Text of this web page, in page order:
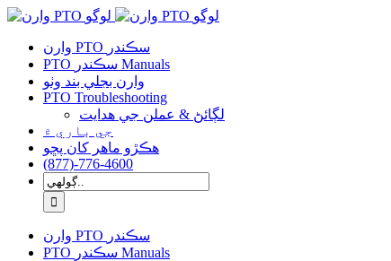
مواد
ڇڏي
وارن PTO سڪندر
PTO سڪندر Manuals
وارن بجلي بند وٺو
PTO Troubleshooting
لڳائڻ & عملن جي ھدايت
جي باري ۾
هڪڙو ماهر کان پڇو
(877)-776-4600
لاء
وارن PTO سڪندر
PTO سڪندر Manuals